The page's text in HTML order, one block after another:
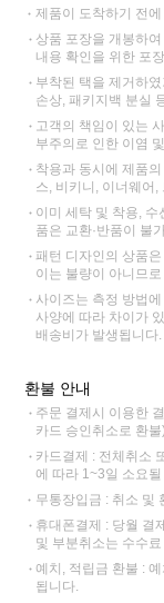
제품이 도착하기 전
상품 포장을 개봉하
내용 확인을 위한 포
부착된 택을 제거하
손상, 패키지백 분실
고객의 책임이 있는
부주의로 인한 이염
착용과 동시에 제품
스, 비키니, 이너웨어,
이미 세탁 및 착용,
품은 교환·반품이 불
패턴 디자인의 상품
이는 불량이 아니므
사이즈는 측정 방법
사양에 따라 차이가
배송비가 발생됩니다.
환불 안내
주문 결제시 이용한
카드 승인취소로 환불)
카드결제 : 전체취소
에 따라 1~3일 소요
무통장입금 : 취소 및
휴대폰결제 : 당월 결
및 부분취소는 수수
예치, 적립금 환불 :
됩니다.